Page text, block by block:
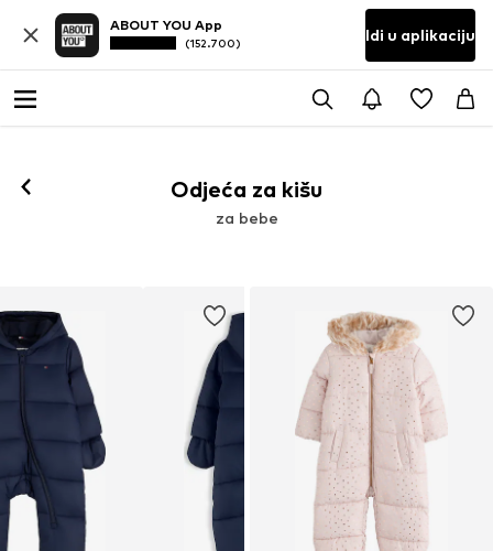
ABOUT YOU App
(152.700) Idi u aplikaciju
Odjeća za kišu
za bebe